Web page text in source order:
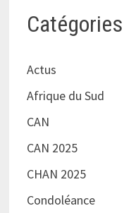
Catégories
Actus
Afrique du Sud
CAN
CAN 2025
CHAN 2025
Condoléance